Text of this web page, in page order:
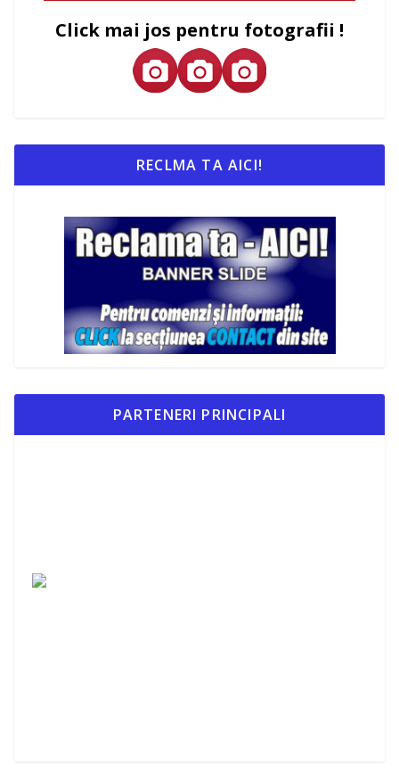
Click mai jos pentru fotografii !
RECLMA TA AICI!
PARTENERI PRINCIPALI